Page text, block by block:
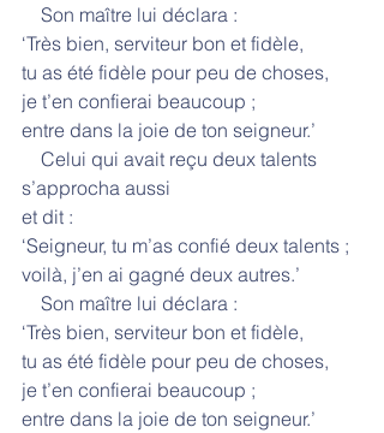
    Son maître lui déclara :
‘Très bien, serviteur bon et fidèle,
tu as été fidèle pour peu de choses,
je t’en confierai beaucoup ;
entre dans la joie de ton seigneur.’
s’approcha aussi
et dit :
‘Seigneur, tu m’as confié deux talents ;
voilà, j’en ai gagné deux autres.’
    Son maître lui déclara :
‘Très bien, serviteur bon et fidèle,
tu as été fidèle pour peu de choses,
je t’en confierai beaucoup ;
entre dans la joie de ton seigneur.’